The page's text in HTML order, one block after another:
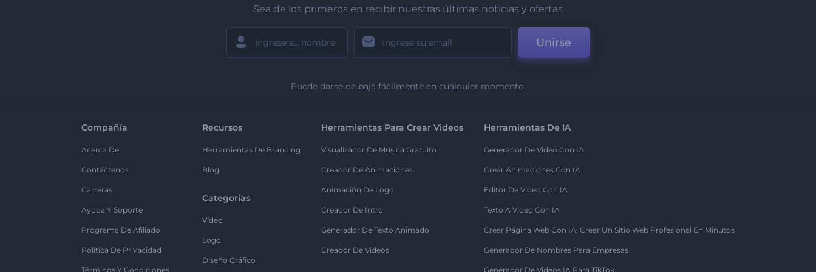
Sea de los primeros en recibir nuestras últimas noticias y ofertas
Unirse
Puede darse de baja fácilmente en cualquier momento.
Compañía
Acerca De
Contáctenos
Carreras
Ayuda Y Soporte
Programa De Afiliado
Política De Privacidad
Términos Y Condiciones
Recursos
Herramientas De Branding
Blog
Categorías
Vídeo
Logo
Diseño Gráfico
Herramientas Para Crear Videos
Visualizador De Música Gratuito
Creador De Animaciones
Animación De Logo
Creador De Intro
Generador De Texto Animado
Creador De Videos
Herramientas De IA
Generador De Video Con IA
Crear Animaciones Con IA
Editor De Video Con IA
Texto A Video Con IA
Crear Página Web Con IA: Crear Un Sitio Web Profesional En Minutos
Generador De Nombres Para Empresas
Generador De Videos IA Para TikTok